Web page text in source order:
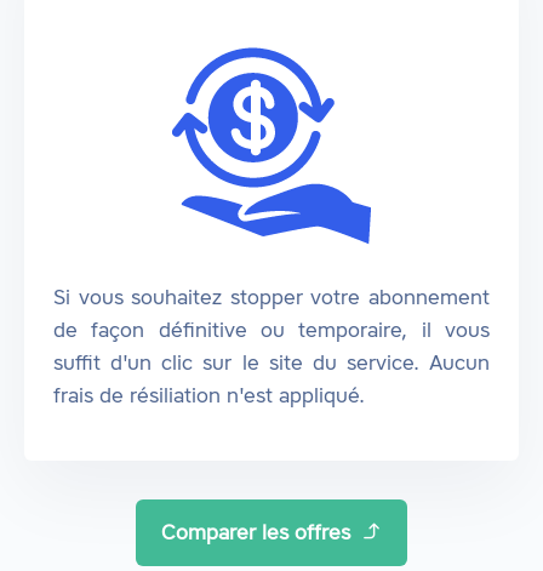
Si vous souhaitez stopper votre abonnement
de façon définitive ou temporaire, il vous
suffit d'un clic sur le site du service. Aucun
frais de résiliation n'est appliqué.
Comparer les offres